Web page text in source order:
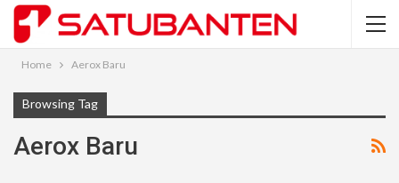
Home Aerox Baru
Browsing Tag
Aerox Baru